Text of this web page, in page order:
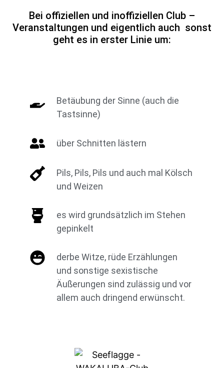
Bei offiziellen und inoffiziellen Club –
Veranstaltungen und eigentlich auch sonst
geht es in erster Linie um:
Betäubung der Sinne (auch die
Tastsinne)
über Schnitten lästern
Pils, Pils, Pils und auch mal Kölsch
und Weizen
es wird grundsätzlich im Stehen
gepinkelt
derbe Witze, rüde Erzählungen
und sonstige sexistische
Äußerungen sind zulässig und vor
allem auch dringend erwünscht.